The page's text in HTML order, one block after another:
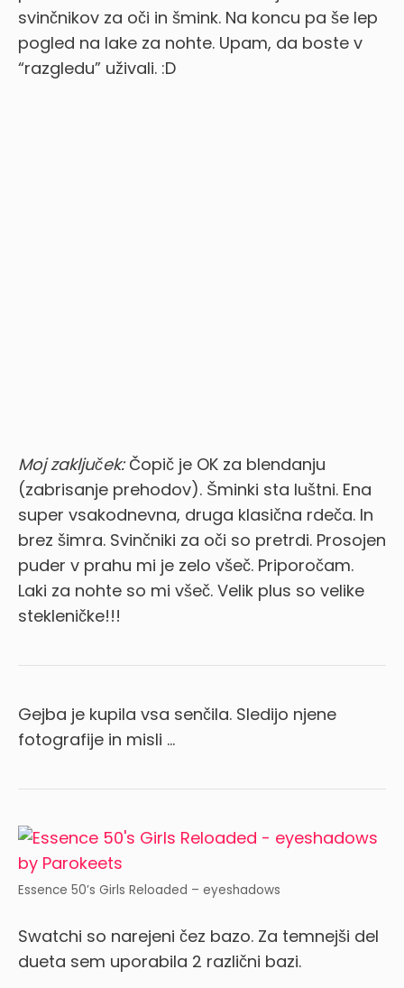
svinčnikov za oči in šmink. Na koncu pa še lep
pogled na lake za nohte. Upam, da boste v
“razgledu” uživali. :D
Moj zaključek:Čopič je OK za blendanju
(zabrisanje prehodov). Šminki sta luštni. Ena
super vsakodnevna, druga klasična rdeča. In
brez šimra. Svinčniki za oči so pretrdi. Prosojen
puder v prahu mi je zelo všeč. Priporočam.
Laki za nohte so mi všeč. Velik plus so velike
stekleničke!!!
Gejba je kupila vsa senčila. Sledijo njene
fotografije in misli …
Essence 50’s Girls Reloaded – eyeshadows
Swatchi so narejeni čez bazo. Za temnejši del
dueta sem uporabila 2 različni bazi.